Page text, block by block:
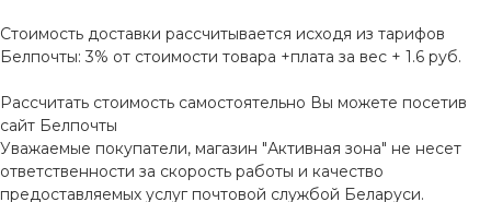
Стоимость доставки рассчитывается исходя из тарифов
Белпочты: 3% от стоимости товара +плата за вес + 1.6 руб.
Рассчитать стоимость самостоятельно Вы можете посетив
сайт Белпочты
Уважаемые покупатели, магазин "Активная зона" не несет
ответственности за скорость работы и качество
предоставляемых услуг почтовой службой Беларуси.